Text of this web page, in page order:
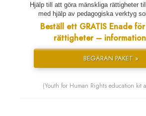
Hjälp till att göra mänskliga rättigheter
med hjälp av pedagogiska verktyg
Beställ ett GRATIS Enade
rättigheter –
BEGÄRAN PAKET »
(Youth for Human Rights education kit